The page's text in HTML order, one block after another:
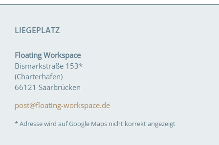
LIEGEPLATZ
Floating Workspace
Bismarkstraße 153*
(Charterhafen)
66121 Saarbrücken
post@floating-workspace.de
* Adresse wird auf Google Maps nicht korrekt angezeigt